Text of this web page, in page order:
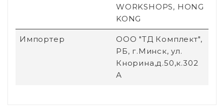
WORKSHOPS, HONG
KONG
Импортер
ООО "ТД Комплект",
РБ, г.Минск, ул.
Кнорина,д.50,к.302
А